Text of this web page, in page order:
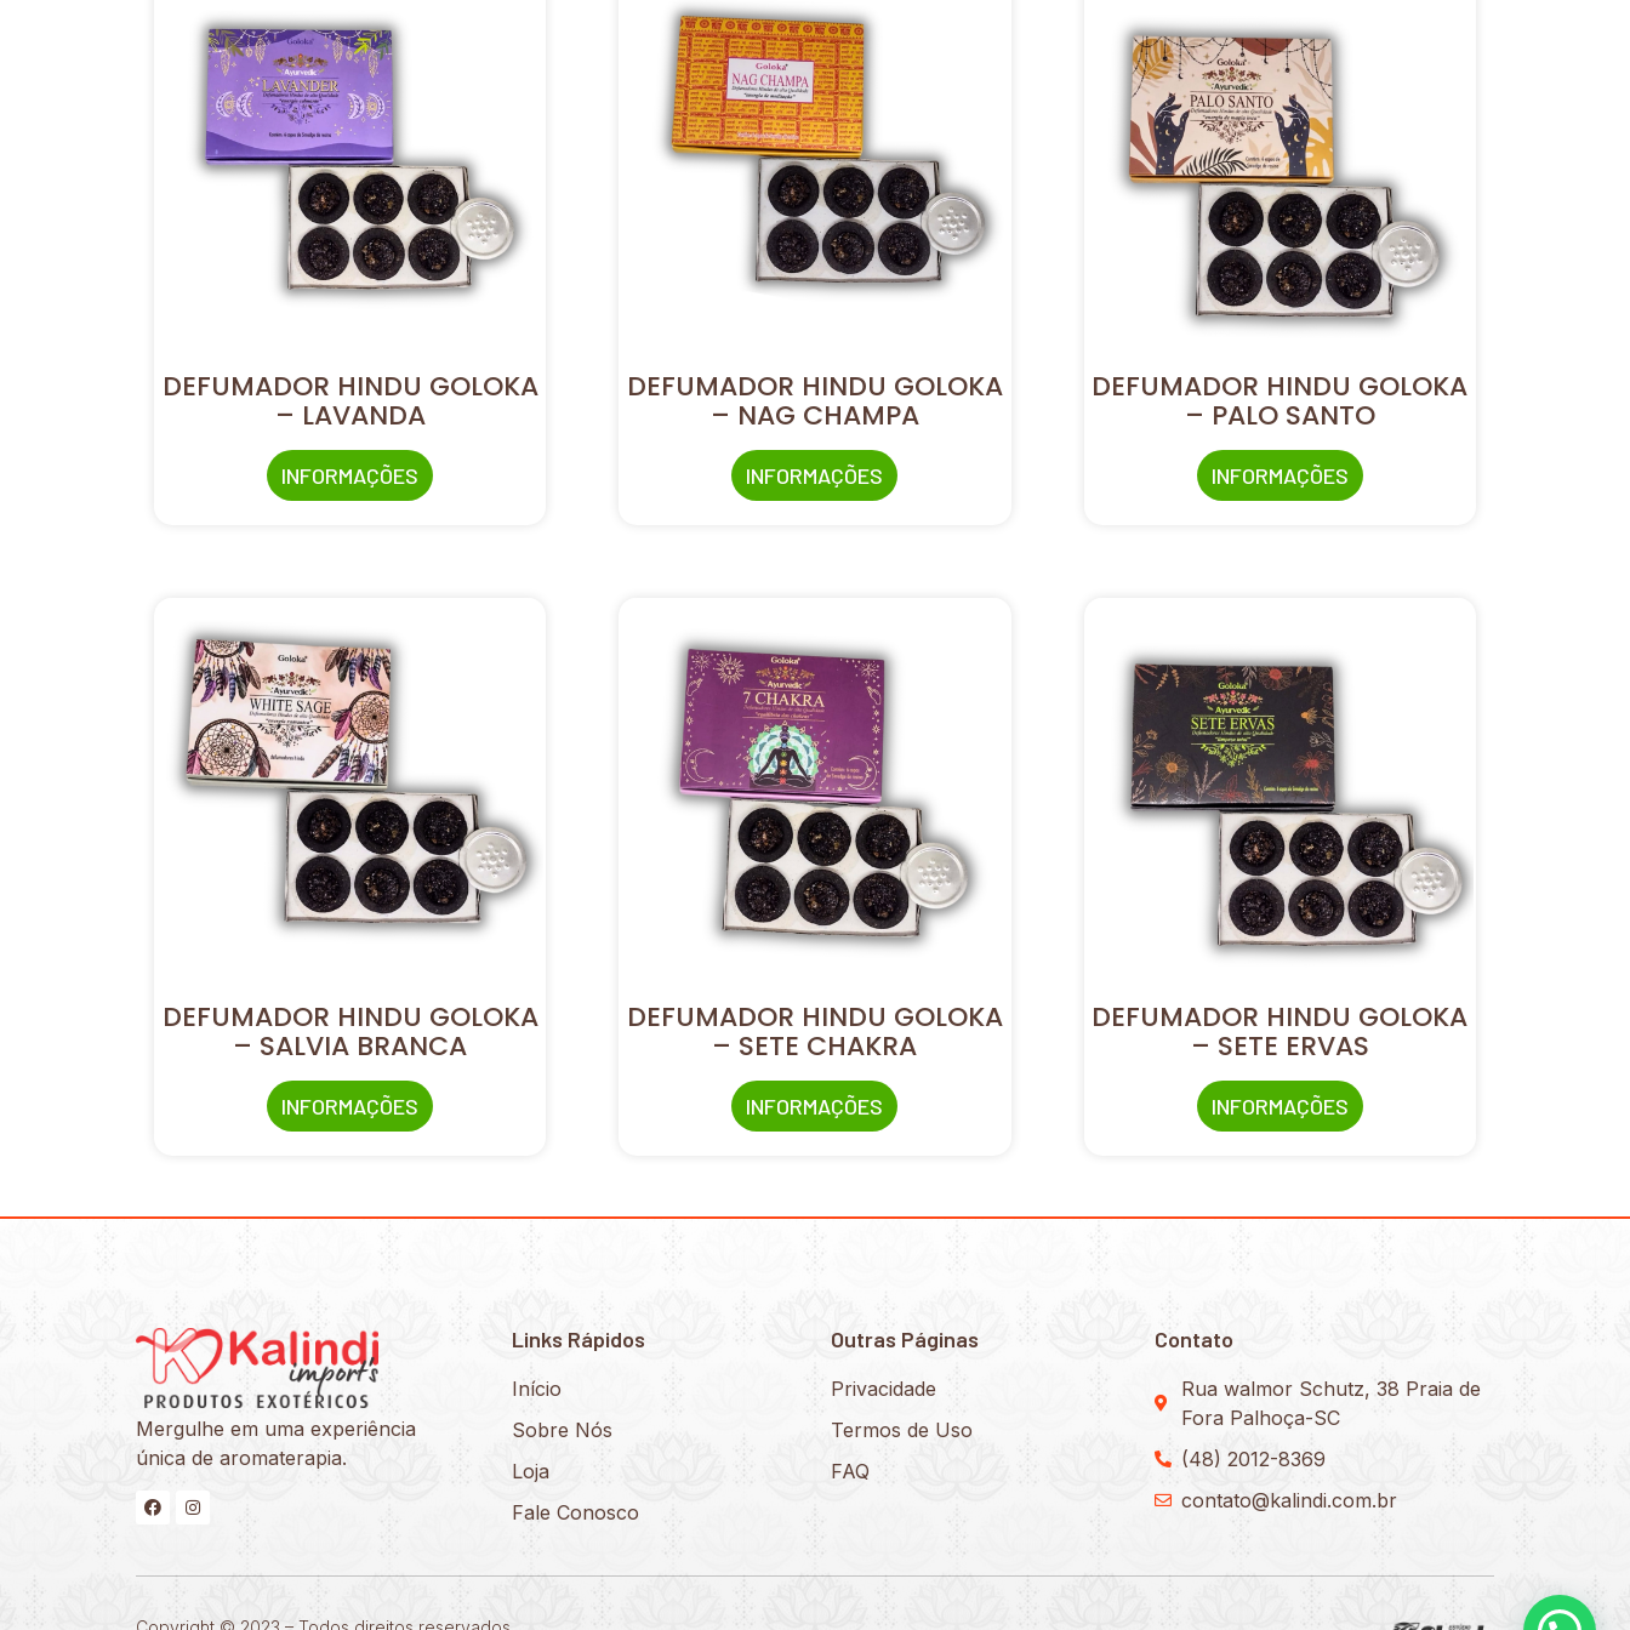
DEFUMADOR HINDU GOLOKA
– LAVANDA
INFORMAÇÕES
DEFUMADOR HINDU GOLOKA
– NAG CHAMPA
INFORMAÇÕES
DEFUMADOR HINDU GOLOKA
– PALO SANTO
INFORMAÇÕES
DEFUMADOR HINDU GOLOKA
– SALVIA BRANCA
INFORMAÇÕES
DEFUMADOR HINDU GOLOKA
– SETE CHAKRA
INFORMAÇÕES
DEFUMADOR HINDU GOLOKA
– SETE ERVAS
INFORMAÇÕES
Mergulhe em uma experiência
única de aromaterapia.
Links Rápidos
Início
Sobre Nós
Loja
Fale Conosco
Outras Páginas
Privacidade
Termos de Uso
FAQ
Contato
Rua walmor Schutz, 38 Praia de
Fora Palhoça-SC
(48) 2012-8369
contato@kalindi.com.br